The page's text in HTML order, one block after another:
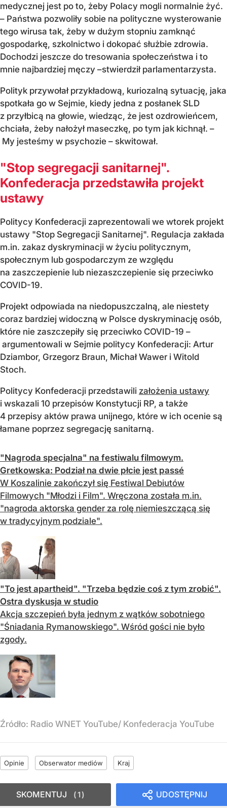
medycznej jest po to, żeby Polacy mogli normalnie żyć.
– Państwa pozwoliły sobie na polityczne wysterowanie
tego wirusa tak, żeby w dużym stopniu zamknąć
gospodarkę, szkolnictwo i dokopać służbie zdrowia.
Dochodzi jeszcze do tresowania społeczeństwa i to
mnie najbardziej męczy –stwierdził parlamentarzysta.
Polityk przywołał przykładową, kuriozalną sytuację, jaka
spotkała go w Sejmie, kiedy jedna z posłanek SLD
z przyłbicą na głowie, wiedząc, że jest ozdrowieńcem,
chciała, żeby nałożył maseczkę, po tym jak kichnął. –
My jesteśmy w psychozie – skwitował.
"Stop segregacji sanitarnej".
Konfederacja przedstawiła projekt
ustawy
Politycy Konfederacji zaprezentowali we wtorek projekt
ustawy "Stop Segregacji Sanitarnej". Regulacja zakłada
m.in. zakaz dyskryminacji w życiu politycznym,
społecznym lub gospodarczym ze względu
na zaszczepienie lub niezaszczepienie się przeciwko
COVID-19.
Projekt odpowiada na niedopuszczalną, ale niestety
coraz bardziej widoczną w Polsce dyskryminację osób,
które nie zaszczepiły się przeciwko COVID-19 –
argumentowali w Sejmie politycy Konfederacji: Artur
Dziambor, Grzegorz Braun, Michał Wawer i Witold
Stoch.
Politycy Konfederacji przedstawili założenia ustawy
i wskazali 10 przepisów Konstytucji RP, a także
4 przepisy aktów prawa unijnego, które w ich ocenie są
łamane poprzez segregację sanitarną.
"Nagroda specjalna" na festiwalu filmowym.
Gretkowska: Podział na dwie płcie jest passé
W Koszalinie zakończył się Festiwal Debiutów
Filmowych "Młodzi i Film". Wręczona została m.in.
"nagroda aktorska gender za rolę niemieszczącą się
w tradycyjnym podziale".
"To jest apartheid". "Trzeba będzie coś z tym zrobić".
Ostra dyskusja w studio
Akcja szczepień była jednym z wątków sobotniego
"Śniadania Rymanowskiego". Wśród gości nie było
zgody.
Źródło: Radio WNET YouTube/ Konfederacja YouTube
Opinie Obserwator mediów Kraj
UDOSTĘPNIJ
SKOMENTUJ 1